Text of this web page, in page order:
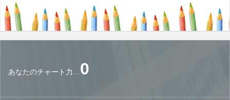
あなたのチャート力… 0